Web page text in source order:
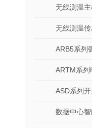
无线测温
无线测温
ARB5系列
ARTM系列
ASD系列
数据中心